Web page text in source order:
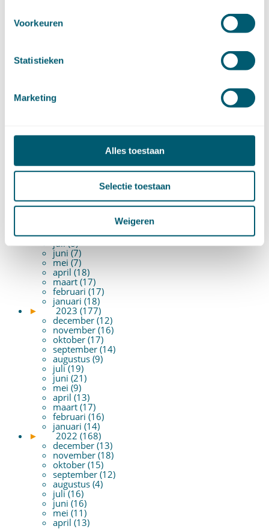
Voorkeuren
Statistieken
Marketing
Alles toestaan
Selectie toestaan
Weigeren
april (11)
►
2025 (153)
september (8)
mei (13)
februari (16)
januari (15)
2024 (161)
november (17)
augustus (10)
juli (8)
juni (7)
mei (7)
april (18)
maart (17)
februari (17)
januari (18)
►
2023 (177)
december (12)
november (16)
oktober (17)
september (14)
augustus (9)
juli (19)
juni (21)
mei (9)
april (13)
maart (17)
februari (16)
januari (14)
►
2022 (168)
december (13)
november (18)
oktober (15)
september (12)
augustus (4)
juli (16)
juni (16)
mei (11)
april (13)